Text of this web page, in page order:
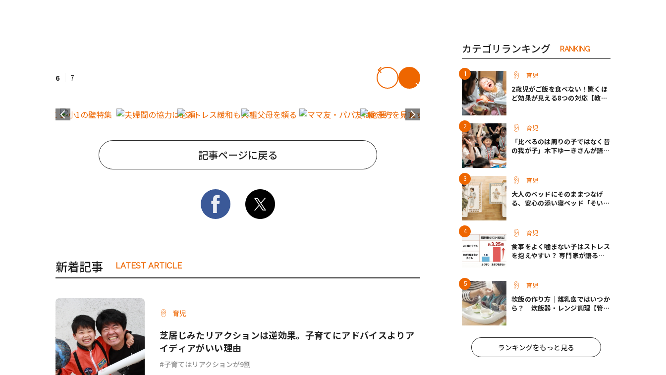
6 7
記事ページに戻る
新着記事 LATEST ARTICLE
育児
芝居じみたリアクションは逆効果。子育てにアドバイスよりア
イディアがいい理由
子育てはリアクションが9割
カテゴリランキング RANKING
育児
2歳児がご飯を食べない！驚くほ
ど効果が見える8つの対応【教え
育児
「比べるのは周りの子ではなく昔
の我が子」木下ゆーきさんが語っ
育児
大人のベッドにそのままつなげ
る、安心の添い寝ベッド「そいね
育児
食事をよく噛まない子はストレス
を抱えやすい？ 専門家が語る、
育児
軟飯の作り方｜離乳食ではいつか
ら？ 炊飯器・レンジ調理【管理
ランキングをもっと見る